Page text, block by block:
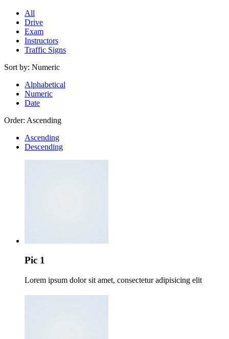
All
Drive
Exam
Instructors
Traffic Signs
Sort by: Numeric
Alphabetical
Numeric
Date
Order: Ascending
Ascending
Descending
Pic 1
Lorem ipsum dolor sit amet, consectetur adipisicing elit